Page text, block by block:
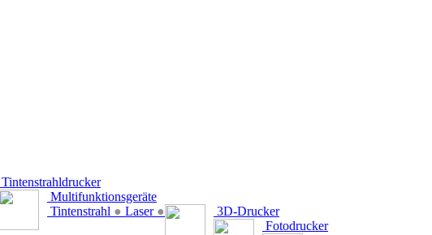
Tintenstrahldrucker
Multifunktionsgeräte
Tintenstrahl ● Laser ●
3D-Drucker
Fotodrucker